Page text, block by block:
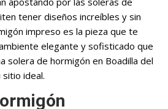
tener diseños increíbles y sin
impreso es la pieza que te
elegante y sofisticado que
solera de hormigón en Boadilla del
ideal.